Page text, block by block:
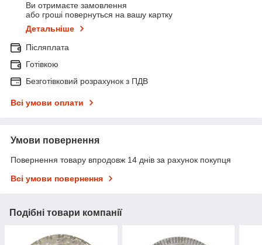
Ви отримаєте замовлення
або гроші повернуться на вашу картку
Детальніше
Післяплата
Готівкою
Безготівковий розрахунок з ПДВ
Всі умови оплати
Умови повернення
Повернення товару впродовж 14 днів за рахунок покупця
Всі умови повернення
Подібні товари компанії